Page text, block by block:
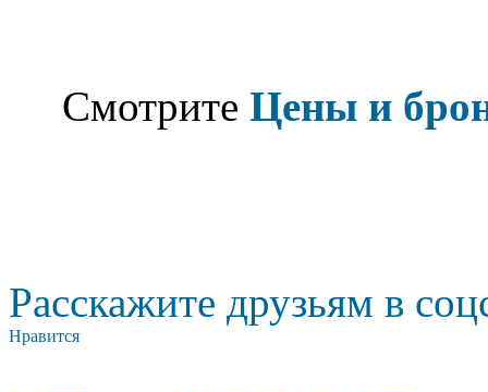
Смотрите Цены и
Расскажите друзьям в
Нравится